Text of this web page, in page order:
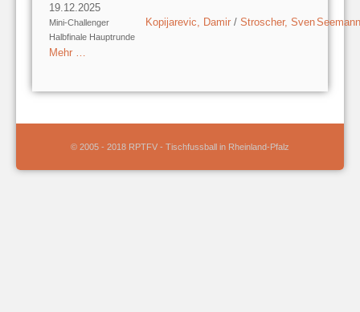
19.12.2025
Mini-Challenger
Halbfinale Hauptrunde
Kopijarevic, Damir / Stroscher, Sven
Mehr …
© 2005 - 2018 RPTFV - Tischfussball in Rheinland-Pfalz